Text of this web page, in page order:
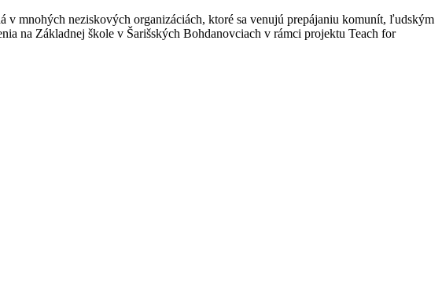
mnohých neziskových organizáciách, ktoré sa venujú prepájaniu komunít, ľudským
na Základnej škole v Šarišských Bohdanovciach v rámci projektu Teach for